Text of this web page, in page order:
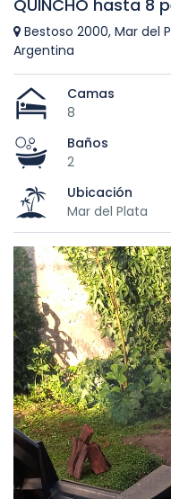
QUINCHO hasta 8
Bestoso 2000, Mar del
Argentina
Camas
8
Baños
2
Ubicación
Mar del Plata